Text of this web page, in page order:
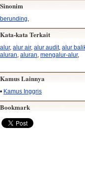
Sinonim
berunding
Kata-kata Terkait
alur, alur air, alur audit, alur
aluran, aluran, mengalur-alur,
Kamus Lainnya
• Kamus Inggris
Bookmark